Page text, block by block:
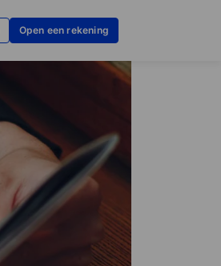
Open een rekening